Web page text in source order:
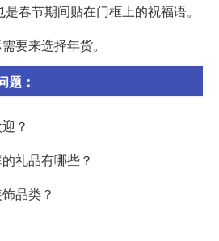
春节期间贴在门框上的祝福语。
要来选择年货。
题：
？
礼品有哪些？
品类？